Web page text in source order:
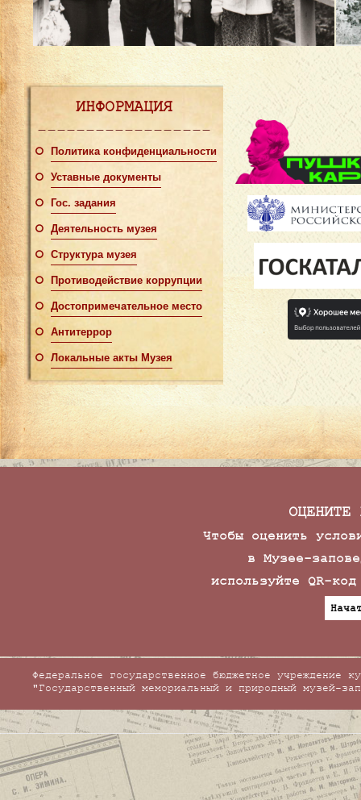
ИНФОРМАЦИЯ
Политика конфиденциальности
Уставные документы
Гос. задания
Деятельность музея
Структура музея
Противодействие коррупции
Достопримечательное место
Антитеррор
Локальные акты Музея
ОЦЕНИТЕ
Чтобы оценить
в Музее-
используйте QR-
Федеральное государственное бюджетное учреждение
"Государственный мемориальный и природный музей-